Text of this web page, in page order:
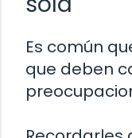
Es común
que deben